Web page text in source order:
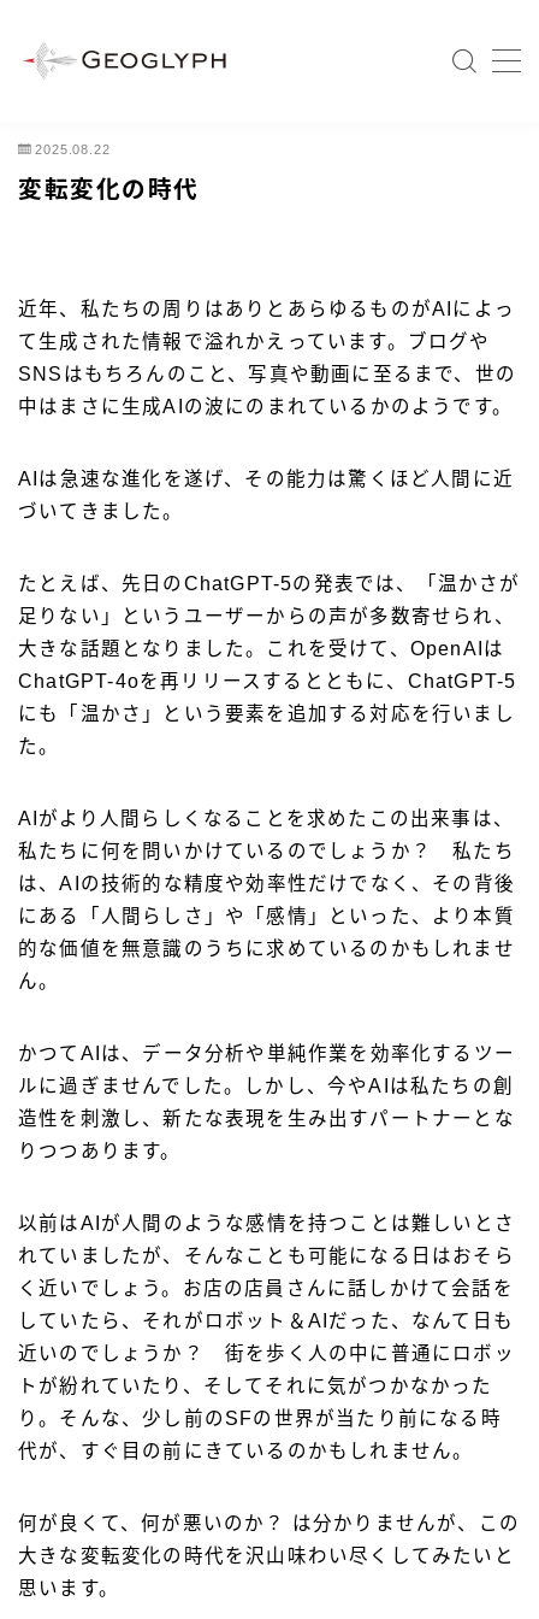
MENU
Home
経営ビジョン
代表者メッセージ
経営戦略
沿革
スタッフブログ
日本語
Tiếng Việt
Bahasa Indonesia
2025.08.22
変転変化の時代
近年、私たちの周りはありとあらゆるものがAIによっ
て生成された情報で溢れかえっています。ブログや
SNSはもちろんのこと、写真や動画に至るまで、世の
中はまさに生成AIの波にのまれているかのようです。
AIは急速な進化を遂げ、その能力は驚くほど人間に近
づいてきました。
たとえば、先日のChatGPT-5の発表では、「温かさが
足りない」というユーザーからの声が多数寄せられ、
大きな話題となりました。これを受けて、OpenAIは
ChatGPT-4oを再リリースするとともに、ChatGPT-5
にも「温かさ」という要素を追加する対応を行いまし
た。
AIがより人間らしくなることを求めたこの出来事は、
私たちに何を問いかけているのでしょうか？ 私たち
は、AIの技術的な精度や効率性だけでなく、その背後
にある「人間らしさ」や「感情」といった、より本質
的な価値を無意識のうちに求めているのかもしれませ
ん。
かつてAIは、データ分析や単純作業を効率化するツー
ルに過ぎませんでした。しかし、今やAIは私たちの創
造性を刺激し、新たな表現を生み出すパートナーとな
りつつあります。
以前はAIが人間のような感情を持つことは難しいとさ
れていましたが、そんなことも可能になる日はおそら
く近いでしょう。お店の店員さんに話しかけて会話を
していたら、それがロボット＆AIだった、なんて日も
近いのでしょうか？ 街を歩く人の中に普通にロボッ
トが紛れていたり、そしてそれに気がつかなかった
り。そんな、少し前のSFの世界が当たり前になる時
代が、すぐ目の前にきているのかもしれません。
何が良くて、何が悪いのか？ は分かりませんが、この
大きな変転変化の時代を沢山味わい尽くしてみたいと
思います。